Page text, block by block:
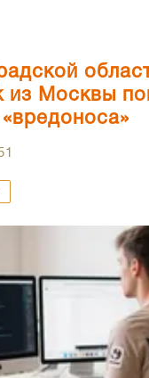
из Москвы